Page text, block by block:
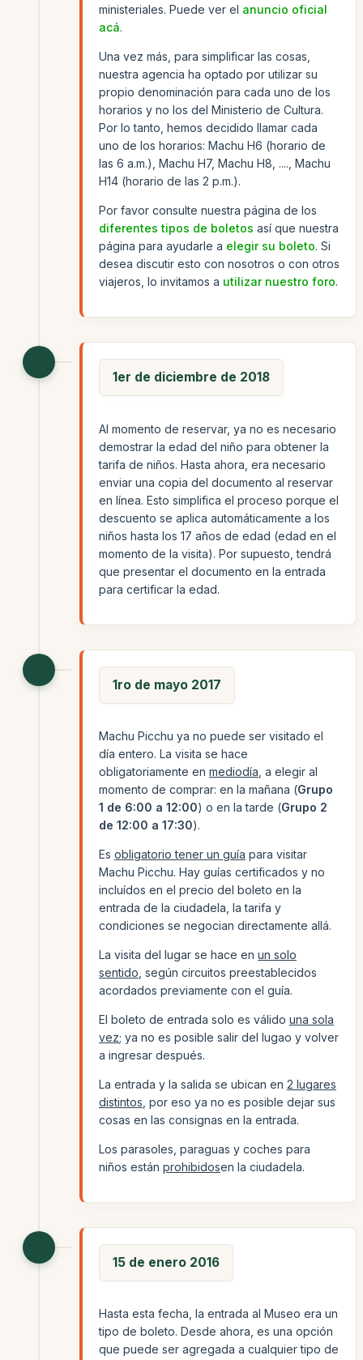
ministeriales. Puede ver el anuncio oficial
acá.
Una vez más, para simplificar las cosas,
nuestra agencia ha optado por utilizar su
propio denominación para cada uno de los
horarios y no los del Ministerio de Cultura.
Por lo tanto, hemos decidido llamar cada
uno de los horarios: Machu H6 (horario de
las 6 a.m.), Machu H7, Machu H8, ...., Machu
H14 (horario de las 2 p.m.).
Por favor consulte nuestra página de los
diferentes tipos de boletos así que nuestra
página para ayudarle a elegir su boleto. Si
desea discutir esto con nosotros o con otros
viajeros, lo invitamos a utilizar nuestro foro.
1er de diciembre de 2018
Al momento de reservar, ya no es necesario
demostrar la edad del niño para obtener la
tarifa de niños. Hasta ahora, era necesario
enviar una copia del documento al reservar
en línea. Esto simplifica el proceso porque el
descuento se aplica automáticamente a los
niños hasta los 17 años de edad (edad en el
momento de la visita). Por supuesto, tendrá
que presentar el documento en la entrada
para certificar la edad.
1ro de mayo 2017
Machu Picchu ya no puede ser visitado el
día entero. La visita se hace
obligatoriamente en mediodía , a elegir al
momento de comprar: en la mañana (Grupo
1 de 6:00 a 12:00) o en la tarde (Grupo 2
de 12:00 a 17:30).
Es obligatorio tener un guía para visitar
Machu Picchu. Hay guías certificados y no
incluídos en el precio del boleto en la
entrada de la ciudadela, la tarifa y
condiciones se negocian directamente allá.
La visita del lugar se hace en un solo
sentido , según circuitos preestablecidos
acordados previamente con el guía.
El boleto de entrada solo es válido una sola
vez; ya no es posible salir del lugao y volver
a ingresar después.
La entrada y la salida se ubican en 2 lugares
distintos , por eso ya no es posible dejar sus
cosas en las consignas en la entrada.
Los parasoles, paraguas y coches para
niños están prohibidosen la ciudadela.
15 de enero 2016
Hasta esta fecha, la entrada al Museo era un
tipo de boleto. Desde ahora, es una opción
que puede ser agregada a cualquier tipo de